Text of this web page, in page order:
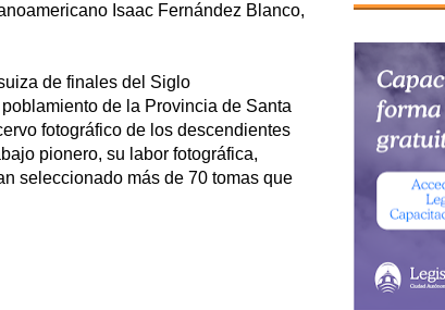
Isaac Fernández Blanco,
de finales del Siglo
de la Provincia de Santa
fotográfico de los descendientes
pionero, su labor fotográfica,
seleccionado más de 70 tomas que